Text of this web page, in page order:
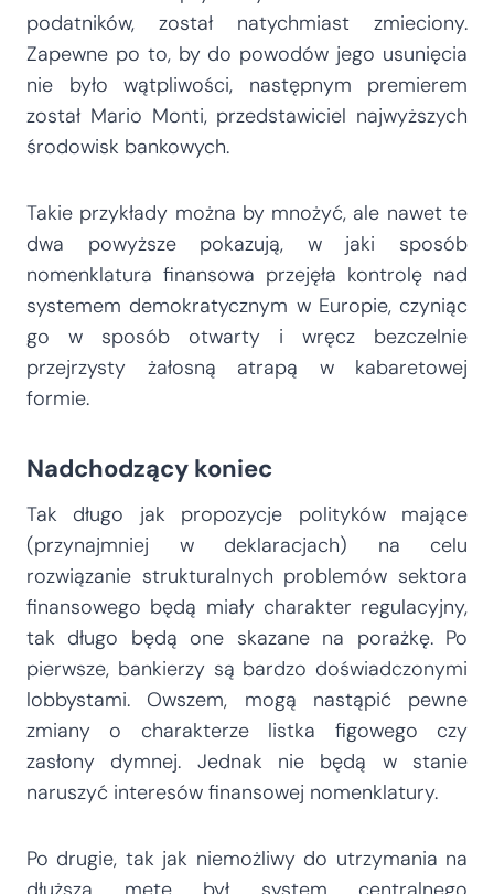
podatników, został natychmiast zmieciony.
Zapewne po to, by do powodów jego usunięcia
nie było wątpliwości, następnym premierem
został Mario Monti, przedstawiciel najwyższych
środowisk bankowych.
Takie przykłady można by mnożyć, ale nawet te
dwa powyższe pokazują, w jaki sposób
nomenklatura finansowa przejęła kontrolę nad
systemem demokratycznym w Europie, czyniąc
go w sposób otwarty i wręcz bezczelnie
przejrzysty żałosną atrapą w kabaretowej
formie.
Nadchodzący koniec
Tak długo jak propozycje polityków mające
(przynajmniej w deklaracjach) na celu
rozwiązanie strukturalnych problemów sektora
finansowego będą miały charakter regulacyjny,
tak długo będą one skazane na porażkę. Po
pierwsze, bankierzy są bardzo doświadczonymi
lobbystami. Owszem, mogą nastąpić pewne
zmiany o charakterze listka figowego czy
zasłony dymnej. Jednak nie będą w stanie
naruszyć interesów finansowej nomenklatury.
Po drugie, tak jak niemożliwy do utrzymania na